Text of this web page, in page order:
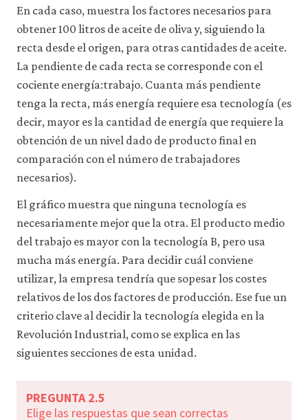
En cada caso, muestra los factores necesarios para
obtener 100 litros de aceite de oliva y, siguiendo la
recta desde el origen, para otras cantidades de aceite.
La pendiente de cada recta se corresponde con el
cociente energía:trabajo. Cuanta más pendiente
tenga la recta, más energía requiere esa tecnología (es
decir, mayor es la cantidad de energía que requiere la
obtención de un nivel dado de producto final en
comparación con el número de trabajadores
necesarios).
El gráfico muestra que ninguna tecnología es
necesariamente mejor que la otra. El producto medio
del trabajo es mayor con la tecnología B, pero usa
mucha más energía. Para decidir cuál conviene
utilizar, la empresa tendría que sopesar los costes
relativos de los dos factores de producción. Ese fue un
criterio clave al decidir la tecnología elegida en la
Revolución Industrial, como se explica en las
siguientes secciones de esta unidad.
PREGUNTA 2.5
Elige las respuestas que sean correctas